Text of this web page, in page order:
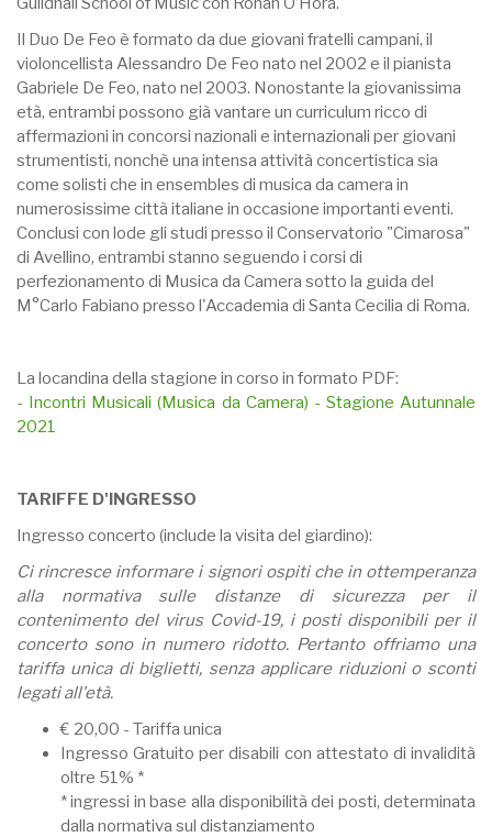
Il Duo De Feo è formato da due giovani fratelli campani, il
violoncellista Alessandro De Feo nato nel 2002 e il pianista
Gabriele De Feo, nato nel 2003. Nonostante la giovanissima
età, entrambi possono già vantare un curriculum ricco di
affermazioni in concorsi nazionali e internazionali per giovani
strumentisti, nonchè una intensa attività concertistica sia
come solisti che in ensembles di musica da camera in
numerosissime città italiane in occasione importanti eventi.
Conclusi con lode gli studi presso il Conservatorio "Cimarosa"
di Avellino, entrambi stanno seguendo i corsi di
perfezionamento di Musica da Camera sotto la guida del
M°Carlo Fabiano presso l'Accademia di Santa Cecilia di Roma.
La locandina della stagione in corso in formato PDF:
- Incontri Musicali (Musica da Camera) - Stagione Autunnale
2021
TARIFFE D'INGRESSO
Ingresso concerto (include la visita del giardino):
Ci rincresce informare i signori ospiti che in ottemperanza
alla normativa sulle distanze di sicurezza per il
contenimento del virus Covid-19, i posti disponibili per il
concerto sono in numero ridotto. Pertanto offriamo una
tariffa unica di biglietti, senza applicare riduzioni o sconti
legati all'età.
€ 20,00 - Tariffa unica
Ingresso Gratuito per disabili con attestato di invalidità
oltre 51% *
* ingressi in base alla disponibilità dei posti, determinata
dalla normativa sul distanziamento